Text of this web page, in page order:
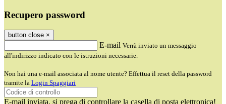
Recupero password
button close ×
E-mail Verrà inviato un messaggio
all'indirizzo indicato con le istruzioni necessarie.
Non hai una e-mail associata al nome utente? Effettua il reset della password
tramite la Login Spaggiari
E-mail inviata, si prega di controllare la casella di posta elettronica!